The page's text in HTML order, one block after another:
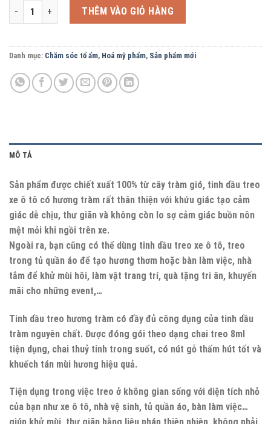
Tinh dầu treo xe Tràm Huế - 8ml số lượng
THÊM VÀO GIỎ HÀNG
Danh mục: Chăm sóc tổ ấm, Hoá mỹ phẩm, Sản phẩm mới
MÔ TẢ
Sản phẩm được chiết xuất 100% từ cây tràm gió, tinh dầu treo
xe ô tô có hương tràm rất thân thiện với khứu giác tạo cảm
giác dễ chịu, thư giãn và không còn lo sợ cảm giác buồn nôn
mệt mỏi khi ngồi trên xe.
Ngoài ra, bạn cũng có thể dùng tinh dầu treo xe ô tô, treo
trong tủ quần áo để tạo hương thơm hoặc bàn làm việc, nhà
tắm để khử mùi hôi, làm vật trang trí, quà tặng tri ân, khuyến
mãi cho những event,…
Tinh dầu treo hương tràm có đầy đủ công dụng của tinh dầu
tràm nguyên chất. Được đóng gói theo dạng chai treo 8ml
tiện dụng, chai thuỷ tinh trong suốt, có nút gỗ thấm hút tốt và
khuếch tán mùi hương hiệu quả.
Tiện dụng trong việc treo ở không gian sống với diện tích nhỏ
của bạn như xe ô tô, nhà vệ sinh, tủ quần áo, bàn làm việc…